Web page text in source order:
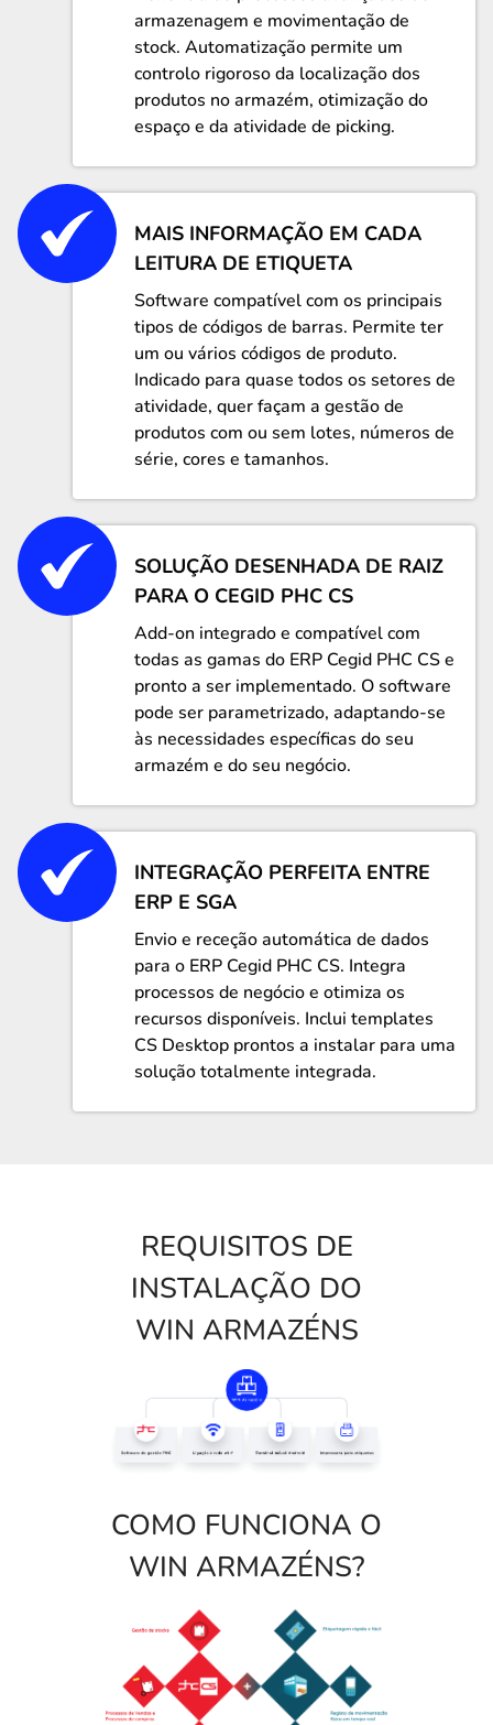
armazenagem e movimentação de
stock. Automatização permite um
controlo rigoroso da localização dos
produtos no armazém, otimização do
espaço e da atividade de picking.
MAIS INFORMAÇÃO EM CADA
LEITURA DE ETIQUETA
Software compatível com os principais
tipos de códigos de barras. Permite ter
um ou vários códigos de produto.
Indicado para quase todos os setores de
atividade, quer façam a gestão de
produtos com ou sem lotes, números de
série, cores e tamanhos.
SOLUÇÃO DESENHADA DE RAIZ
PARA O CEGID PHC CS
Add-on integrado e compatível com
todas as gamas do ERP Cegid PHC CS e
pronto a ser implementado. O software
pode ser parametrizado, adaptando-se
às necessidades específicas do seu
armazém e do seu negócio.
INTEGRAÇÃO PERFEITA ENTRE
ERP E SGA
Envio e receção automática de dados
para o ERP Cegid PHC CS. Integra
processos de negócio e otimiza os
recursos disponíveis. Inclui templates
CS Desktop prontos a instalar para uma
solução totalmente integrada.
REQUISITOS DE
INSTALAÇÃO DO
WIN ARMAZÉNS
COMO FUNCIONA O
WIN ARMAZÉNS?